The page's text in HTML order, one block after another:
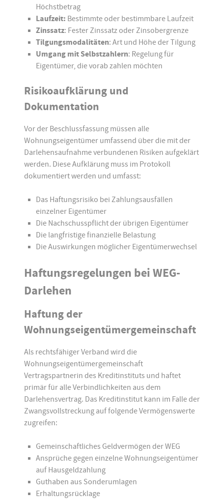
Höchstbetrag
Laufzeit: Bestimmte oder bestimmbare Laufzeit
Zinssatz: Fester Zinssatz oder Zinsobergrenze
Tilgungsmodalitäten: Art und Höhe der Tilgung
Umgang mit Selbstzahlern: Regelung für
Eigentümer, die vorab zahlen möchten
Risikoaufklärung und
Dokumentation
Vor der Beschlussfassung müssen alle
Wohnungseigentümer umfassend über die mit der
Darlehensaufnahme verbundenen Risiken aufgeklärt
werden. Diese Aufklärung muss im Protokoll
dokumentiert werden und umfasst:
Das Haftungsrisiko bei Zahlungsausfällen
einzelner Eigentümer
Die Nachschusspflicht der übrigen Eigentümer
Die langfristige finanzielle Belastung
Die Auswirkungen möglicher Eigentümerwechsel
Haftungsregelungen bei WEG-
Darlehen
Haftung der
Wohnungseigentümergemeinschaft
Als rechtsfähiger Verband wird die
Wohnungseigentümergemeinschaft
Vertragspartnerin des Kreditinstituts und haftet
primär für alle Verbindlichkeiten aus dem
Darlehensvertrag. Das Kreditinstitut kann im Falle der
Zwangsvollstreckung auf folgende Vermögenswerte
zugreifen:
Gemeinschaftliches Geldvermögen der WEG
Ansprüche gegen einzelne Wohnungseigentümer
auf Hausgeldzahlung
Guthaben aus Sonderumlagen
Erhaltungsrücklage